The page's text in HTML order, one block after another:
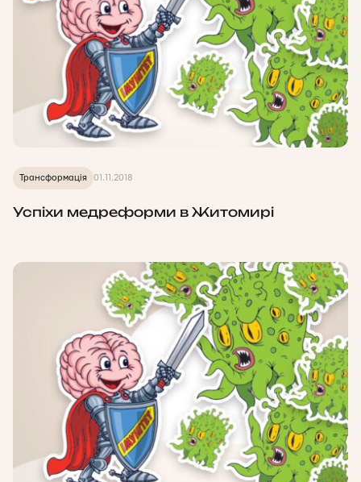
Трансформація 01.11.2018
Успіхи медреформи в Житомирі